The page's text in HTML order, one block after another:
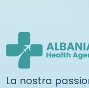
La nostra